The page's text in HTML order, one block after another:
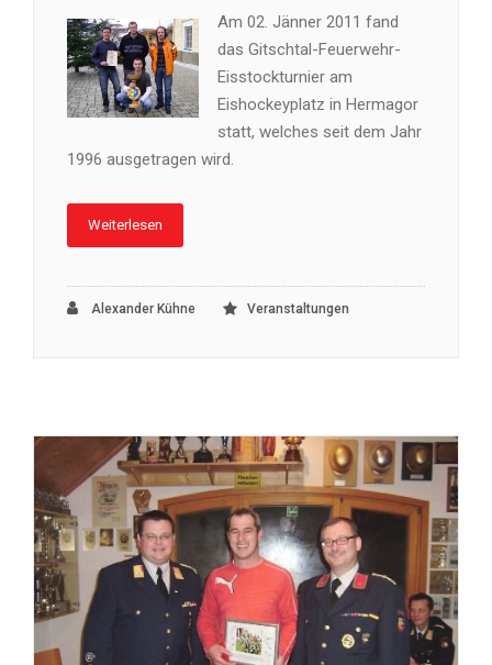
Am 02. Jänner 2011 fand
das Gitschtal-Feuerwehr-
Eisstockturnier am
Eishockeyplatz in Hermagor
statt, welches seit dem Jahr
1996 ausgetragen wird.
Weiterlesen
Alexander Kühne Veranstaltungen